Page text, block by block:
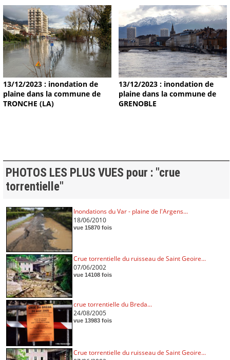
13/12/2023 : inondation de
plaine dans la commune de
TRONCHE (LA)
13/12/2023 : inondation de
plaine dans la commune de
GRENOBLE
PHOTOS LES PLUS VUES pour : "crue
torrentielle"
Inondations du Var - plaine de l'Argens...
18/06/2010
vue 15870 fois
Crue torrentielle du ruisseau de Saint Geoire...
07/06/2002
vue 14108 fois
crue torrentielle du Breda...
24/08/2005
vue 13983 fois
Crue torrentielle du ruisseau de Saint Geoire...